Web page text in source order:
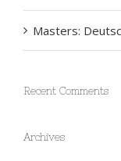
Masters: